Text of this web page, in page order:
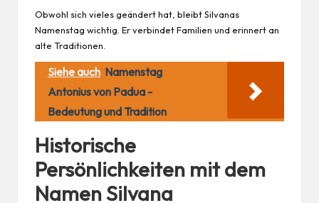
Obwohl sich vieles geändert hat, bleibt Silvanas
Namenstag wichtig. Er verbindet Familien und erinnert an
alte Traditionen.
Siehe auch Namenstag
Antonius von Padua -
Bedeutung und Tradition
Historische
Persönlichkeiten mit dem
Namen Silvana